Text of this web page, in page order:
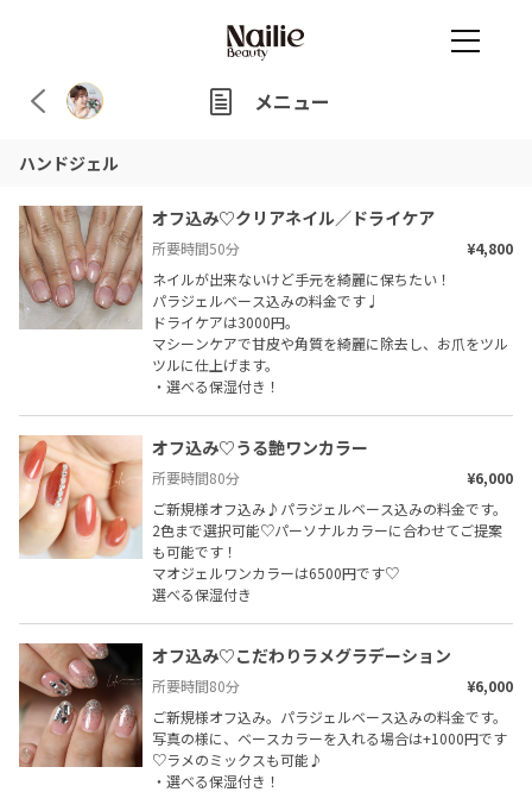
メニュー
ハンドジェル
オフ込み♡クリアネイル／ドライケア
所要時間50分
¥4,800
ネイルが出来ないけど手元を綺麗に保ちたい！
パラジェルベース込みの料金です♩
ドライケアは3000円。
マシーンケアで甘皮や角質を綺麗に除去し、お爪をツル
ツルに仕上げます。
・選べる保湿付き！
オフ込み♡うる艶ワンカラー
所要時間80分
¥6,000
ご新規様オフ込み♪パラジェルベース込みの料金です。
2色まで選択可能♡パーソナルカラーに合わせてご提案
も可能です！
マオジェルワンカラーは6500円です♡
選べる保湿付き
オフ込み♡こだわりラメグラデーション
所要時間80分
¥6,000
ご新規様オフ込み。パラジェルベース込みの料金です。
写真の様に、ベースカラーを入れる場合は+1000円です
♡ラメのミックスも可能♪
・選べる保湿付き！